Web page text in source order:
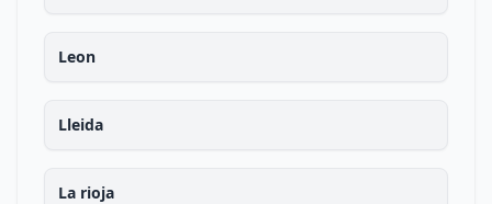
Leon
Lleida
La rioja